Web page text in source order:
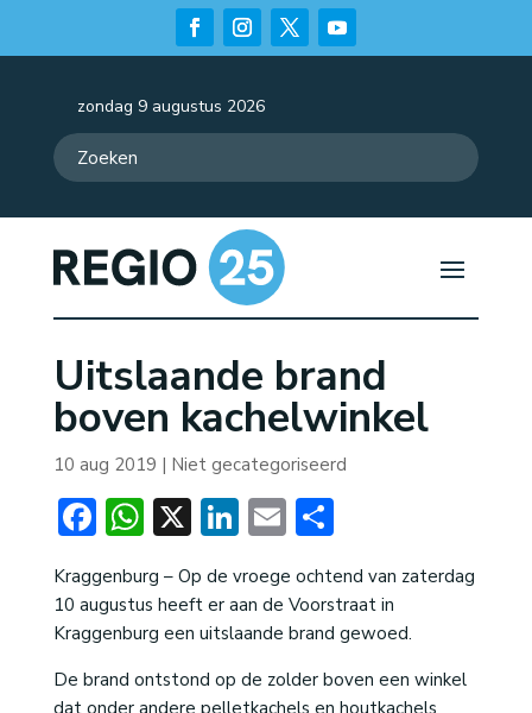
zondag 9 augustus 2026
Uitslaande brand
boven kachelwinkel
10 aug 2019 | Niet gecategoriseerd
Facebook
WhatsApp
X LinkedIn
EmailDelen
Kraggenburg – Op de vroege ochtend van zaterdag
10 augustus heeft er aan de Voorstraat in
Kraggenburg een uitslaande brand gewoed.
De brand ontstond op de zolder boven een winkel